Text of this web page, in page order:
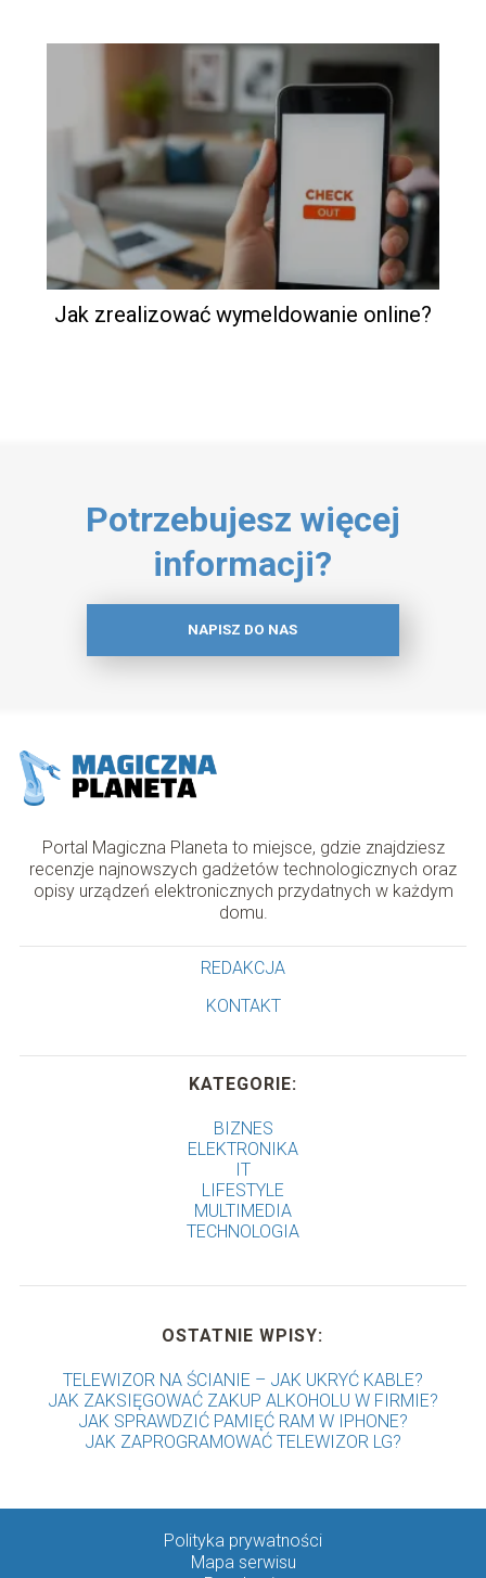
Jak zrealizować wymeldowanie online?
Potrzebujesz więcej
informacji?
NAPISZ DO NAS
Portal Magiczna Planeta to miejsce, gdzie znajdziesz
recenzje najnowszych gadżetów technologicznych oraz
opisy urządzeń elektronicznych przydatnych w każdym
domu.
REDAKCJA
KONTAKT
KATEGORIE:
BIZNES
ELEKTRONIKA
IT
LIFESTYLE
MULTIMEDIA
TECHNOLOGIA
OSTATNIE WPISY:
TELEWIZOR NA ŚCIANIE – JAK UKRYĆ KABLE?
JAK ZAKSIĘGOWAĆ ZAKUP ALKOHOLU W FIRMIE?
JAK SPRAWDZIĆ PAMIĘĆ RAM W IPHONE?
JAK ZAPROGRAMOWAĆ TELEWIZOR LG?
Polityka prywatności
Mapa serwisu